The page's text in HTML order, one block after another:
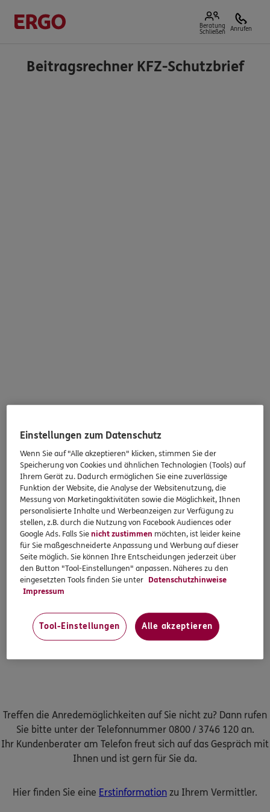
Beratung
Schließen
Anrufen
Beitragsrechner KFZ-Schutzbrief
Treffen die Anredemöglichkeiten auf Sie nicht zu? Dann rufen
Sie bitte unter der Telefonnummer 0800 / 3746 120 an.
Ihr Kundenberater am Telefon freut sich auf das Gespräch mit
Ihnen und ist gern für Sie da.
Hier finden Sie eine Erstinformation zu Ihrem Vermittler.
Einstellungen zum Datenschutz
Wenn Sie auf "Alle akzeptieren" klicken, stimmen Sie der
Speicherung von Cookies und ähnlichen Technologien (Tools) auf
Ihrem Gerät zu. Dadurch ermöglichen Sie eine zuverlässige
Funktion der Website, die Analyse der Websitenutzung, die
Messung von Marketingaktivitäten sowie die Möglichkeit, Ihnen
personalisierte Inhalte und Werbeanzeigen zur Verfügung zu
stellen, z.B. durch die Nutzung von Facebook Audiences oder
Google Ads. Falls Sienicht zustimmen möchten, ist leider keine
für Sie maßgeschneiderte Anpassung und Werbung auf dieser
Seite möglich. Sie können Ihre Entscheidungen jederzeit über
den Button "Tool-Einstellungen" anpassen. Näheres zu den
eingesetzten Tools finden Sie unter Datenschutzhinweise
Impressum
Tool-Einstellungen Alle akzeptieren